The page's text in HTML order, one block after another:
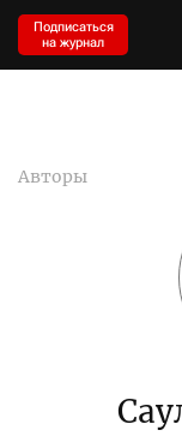
Подписаться
на журнал
Авторы